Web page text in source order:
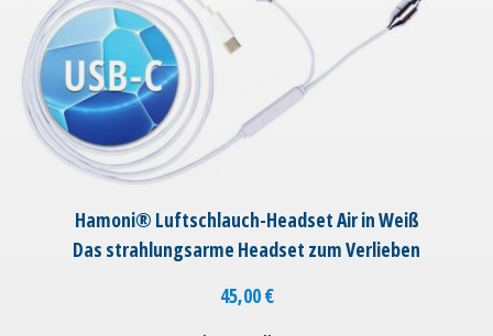
Hamoni® Luftschlauch-Headset Air in Weiß
Das strahlungsarme Headset zum Verlieben
45,00€